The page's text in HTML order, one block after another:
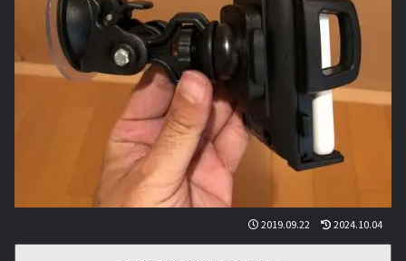
2019.09.22 2024.10.04